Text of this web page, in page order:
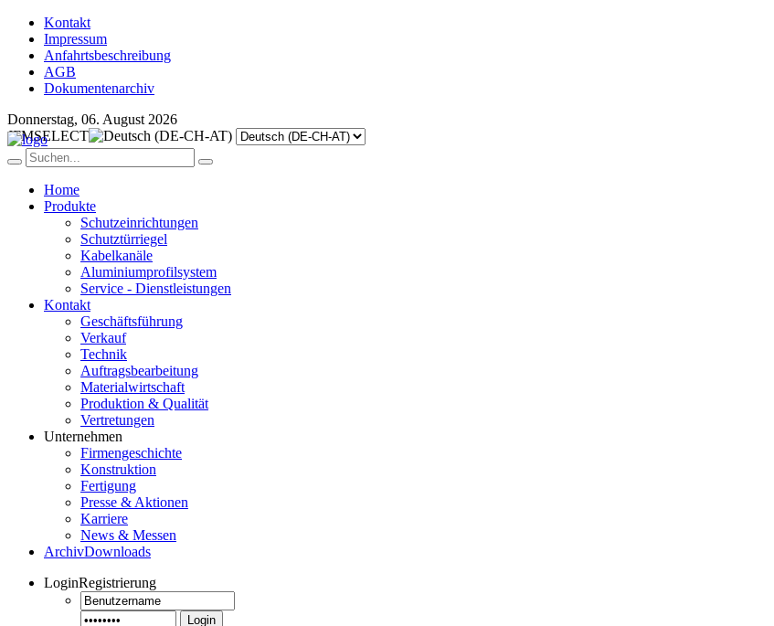
Kontakt
Impressum
Anfahrtsbeschreibung
AGB
Dokumentenarchiv
Donnerstag, 06. August 2026
JFMSELECT
Home
Produkte
Schutzeinrichtungen
Schutztürriegel
Kabelkanäle
Aluminiumprofilsystem
Service - Dienstleistungen
Kontakt
Geschäftsführung
Verkauf
Technik
Auftragsbearbeitung
Materialwirtschaft
Produktion & Qualität
Vertretungen
Unternehmen
Firmengeschichte
Konstruktion
Fertigung
Presse & Aktionen
Karriere
News & Messen
ArchivDownloads
LoginRegistrierung
Login